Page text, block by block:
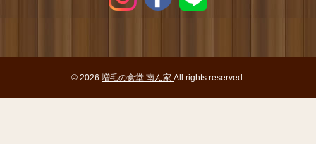
© 2026 増毛の食堂 南ん家 All rights reserved.